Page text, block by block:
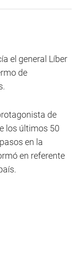
el general Líber
de
de
los últimos 50
en la
en referente